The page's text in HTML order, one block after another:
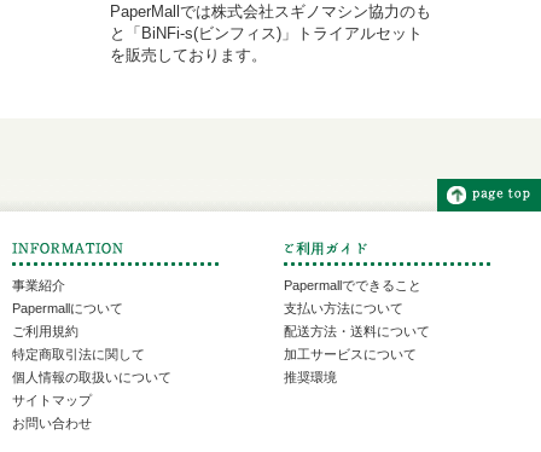
PaperMallでは株式会社スギノマシン協力のも
と「BiNFi-s(ビンフィス)」トライアルセット
を販売しております。
事業紹介
Papermallについて
ご利用規約
特定商取引法に関して
個人情報の取扱いについて
サイトマップ
お問い合わせ
Papermallでできること
支払い方法について
配送方法・送料について
加工サービスについて
推奨環境